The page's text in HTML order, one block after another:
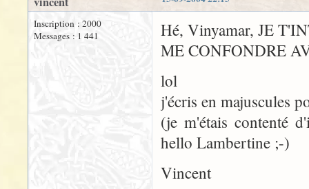
Inscription : 2000
Messages : 1 441
Hé, Vinyamar, JE
ME CONFONDRE
lol
j'écris en majuscules
(je m'étais contenté
hello Lambertine ;-)
Vincent